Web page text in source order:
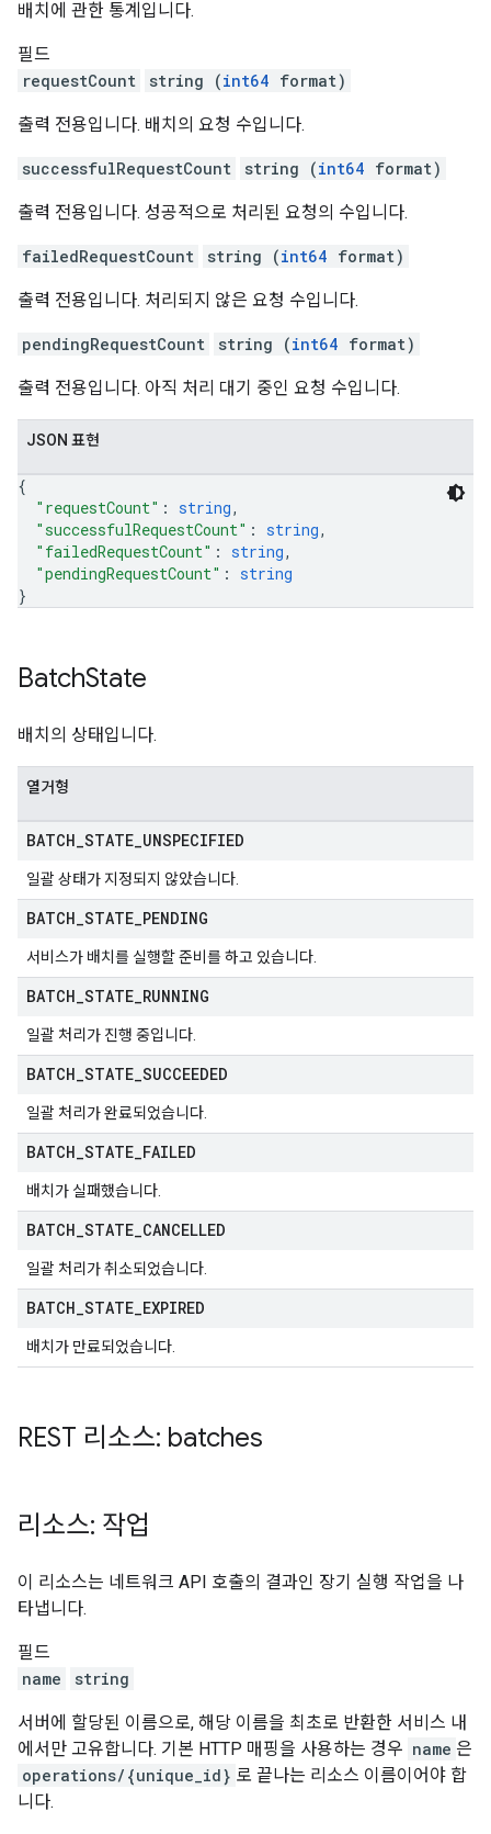
배치에 관한 통계입니다.
필드
requestCount
string (int64 format)
출력 전용입니다. 배치의 요청 수입니다.
successfulRequestCount string (int64 format)
출력 전용입니다. 성공적으로 처리된 요청의 수입니다.
failedRequestCount string (int64 format)
출력 전용입니다. 처리되지 않은 요청 수입니다.
pendingRequestCount string (int64 format)
출력 전용입니다. 아직 처리 대기 중인 요청 수입니다.
JSON 표현
{
"requestCount" : string,
"successfulRequestCount" : string,
"failedRequestCount" : string,
"pendingRequestCount" : string
}
BatchState
배치의 상태입니다.
열거형
BATCH STATE UNSPECIFIED
일괄 상태가 지정되지 않았습니다.
BATCH STATE PENDING
서비스가 배치를 실행할 준비를 하고 있습니다.
BATCH STATE RUNNING
일괄 처리가 진행 중입니다.
BATCH STATE SUCCEEDED
일괄 처리가 완료되었습니다.
BATCH STATE FAILED
배치가 실패했습니다.
BATCH STATE CANCELLED
일괄 처리가 취소되었습니다.
BATCH STATE EXPIRED
배치가 만료되었습니다.
REST 리소스: batches
리소스: 작업
이 리소스는 네트워크 API 호출의 결과인 장기 실행 작업을 나
타냅니다.
필드
name
string
서버에 할당된 이름으로, 해당 이름을 최초로 반환한 서비스 내
에서만 고유합니다. 기본 HTTP 매핑을 사용하는 경우 name 은
operations/{unique_id} 로 끝나는 리소스 이름이어야 합
니다.